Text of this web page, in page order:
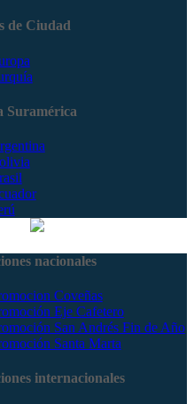
de Ciudad
Suramérica
nacionales
Coveñas
Eje Cafetero
San Andrés Fin de Año
Santa Marta
internacionales